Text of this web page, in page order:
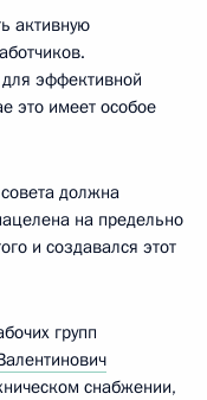
активную
эффективной
это имеет особое
должна
на предельно
и создавался этот
групп
снабжении,